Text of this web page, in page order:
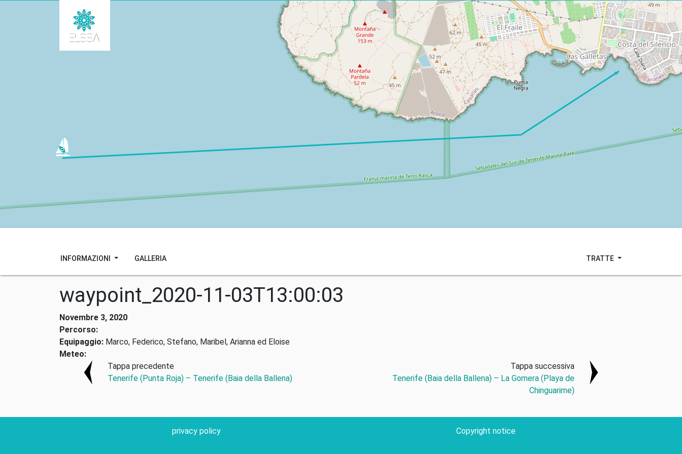
INFORMAZIONI GALLERIA TRATTE
waypoint_2020-11-03T13:00:03
Novembre 3, 2020
Percorso:
Equipaggio: Marco, Federico, Stefano, Maribel, Arianna ed Eloise
Meteo:
Tappa precedente
Tenerife (Punta Roja) – Tenerife (Baia della Ballena)
Tappa successiva
Tenerife (Baia della Ballena) – La Gomera (Playa de
Chinguarime)
privacy policy Copyright notice